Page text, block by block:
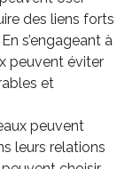
des liens forts
s’engageant à
peuvent éviter
et
peuvent
leurs relations